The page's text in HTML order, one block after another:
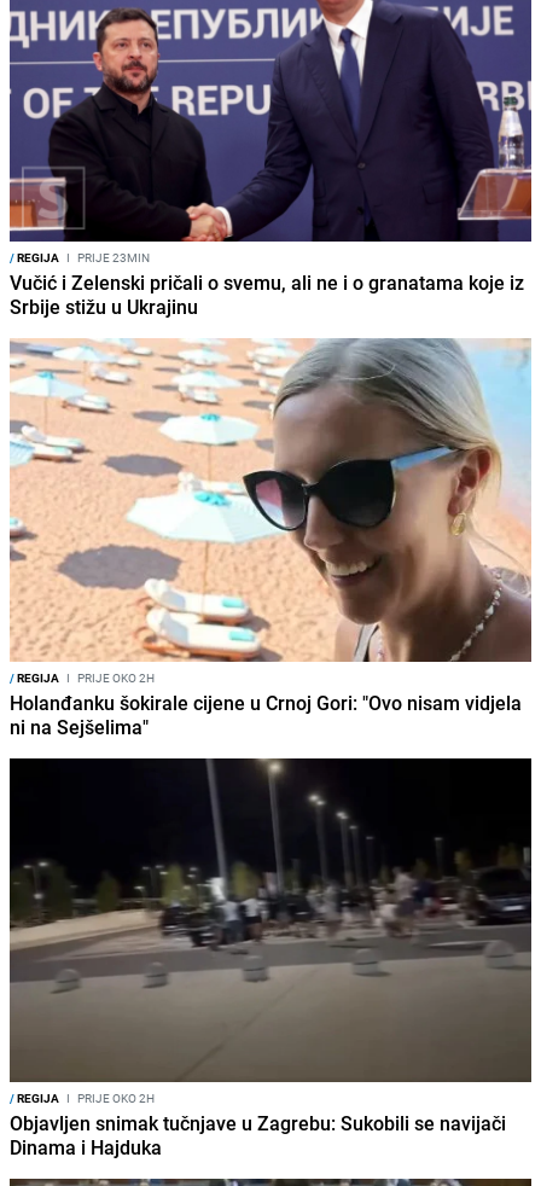
/REGIJA I PRIJE 23MIN
Vučić i Zelenski pričali o svemu, ali ne i o granatama koje iz
Srbije stižu u Ukrajinu
/REGIJA I PRIJE OKO 2H
Holanđanku šokirale cijene u Crnoj Gori: "Ovo nisam vidjela
ni na Sejšelima"
/REGIJA I PRIJE OKO 2H
Objavljen snimak tučnjave u Zagrebu: Sukobili se navijači
Dinama i Hajduka